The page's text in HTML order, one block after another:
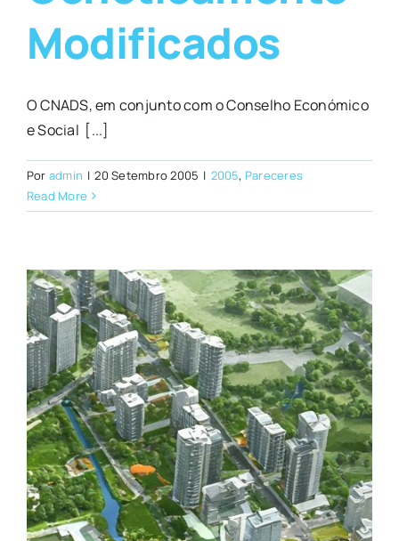
Modificados
O CNADS, em conjunto com o Conselho Económico
e Social [...]
Por admin | 20 Setembro 2005 | 2005, Pareceres
Read More